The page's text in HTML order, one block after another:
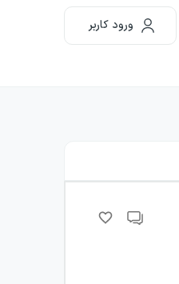
ورود کاربر